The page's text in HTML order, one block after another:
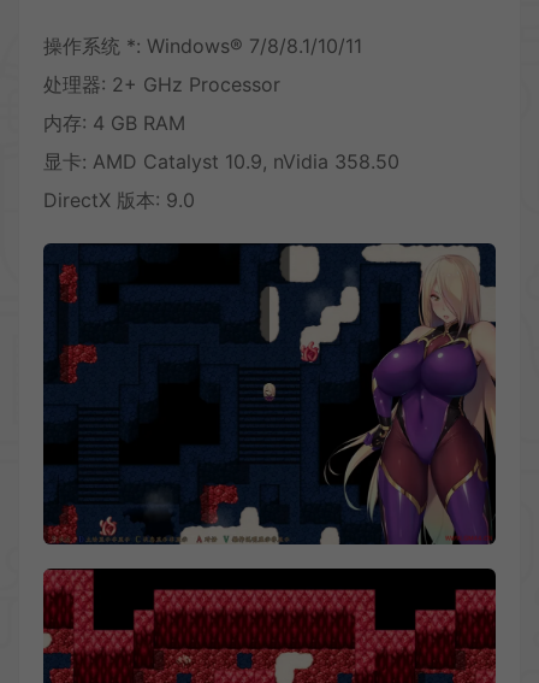
操作系统 *: Windows® 7/8/8.1/10/11
处理器: 2+ GHz Processor
内存: 4 GB RAM
显卡: AMD Catalyst 10.9, nVidia 358.50
DirectX 版本: 9.0